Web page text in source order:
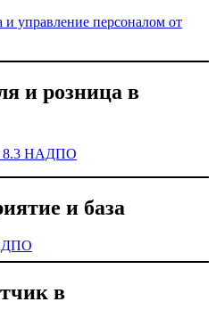
и управление персоналом от
и розница в
8.3 НАДПО
и база
в